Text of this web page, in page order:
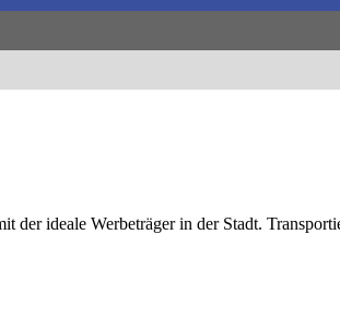
der ideale Werbeträger in der Stadt.